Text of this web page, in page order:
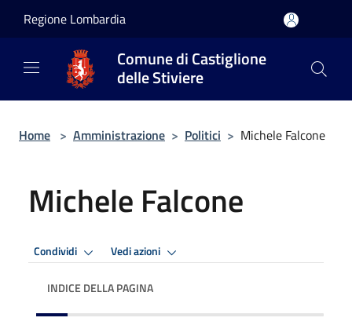
Regione Lombardia
Comune di Castiglione
delle Stiviere
Home > Amministrazione > Politici > Michele Falcone
Michele Falcone
Condividi Vedi azioni
INDICE DELLA PAGINA